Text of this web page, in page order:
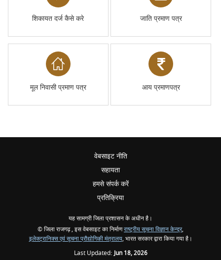
शिकायत दर्ज कैसे करे जाति प्रमाण पत्र
मूल निवासी प्रमाण पत्र आय प्रमाणपत्र
वेबसाइट नीति
सहायता
हमसे संपर्क करें
प्रतिक्रिया
यह सामग्री जिला प्रशासन के अधीन है।
© जिला राजगढ़ , इस वेबसाइट का निर्माणराष्ट्रीय सूचना विज्ञान केन्द्र,
इलेक्ट्रानिक्स एवं सूचना प्रौद्योगिकी मंत्रालय, भारत सरकार द्वारा किया गया है।
Last Updated:Jun 18, 2026